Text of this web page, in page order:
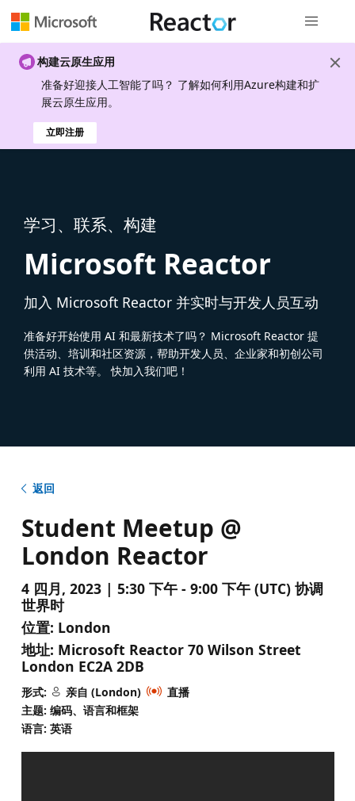
构建云原生应用
准备好迎接人工智能了吗？ 了解如何利用Azure构建和扩
展云原生应用。
立即注册
学习、联系、构建
Microsoft Reactor
加入 Microsoft Reactor 并实时与开发人员互动
准备好开始使用 AI 和最新技术了吗？ Microsoft Reactor 提
供活动、培训和社区资源，帮助开发人员、企业家和初创公司
利用 AI 技术等。 快加入我们吧！
返回
Student Meetup @
London Reactor
4 四月, 2023 | 5:30 下午 - 9:00 下午 (UTC) 协调
世界时
位置: London
地址: Microsoft Reactor 70 Wilson Street
London EC2A 2DB
形式: 亲自 (London)
直播
主题: 编码、语言和框架
语言: 英语